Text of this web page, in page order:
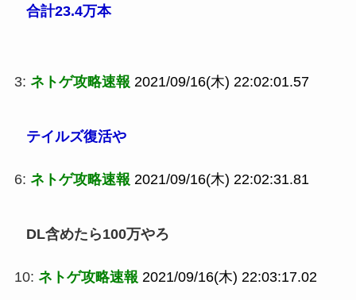
合計23.4万本
3: ネトゲ攻略速報 2021/09/16(木) 22:02:01.57
テイルズ復活や
6: ネトゲ攻略速報 2021/09/16(木) 22:02:31.81
DL含めたら100万やろ
10: ネトゲ攻略速報 2021/09/16(木) 22:03:17.02